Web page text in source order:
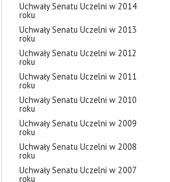
Uchwały Senatu Uczelni w 2014
roku
Uchwały Senatu Uczelni w 2013
roku
Uchwały Senatu Uczelni w 2012
roku
Uchwały Senatu Uczelni w 2011
roku
Uchwały Senatu Uczelni w 2010
roku
Uchwały Senatu Uczelni w 2009
roku
Uchwały Senatu Uczelni w 2008
roku
Uchwały Senatu Uczelni w 2007
roku